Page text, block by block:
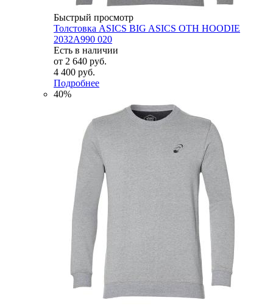
Быстрый просмотр
Толстовка ASICS BIG ASICS OTH HOODIE
2032A990 020
Есть в наличии
от 2 640 руб.
4 400 руб.
Подробнее
40%